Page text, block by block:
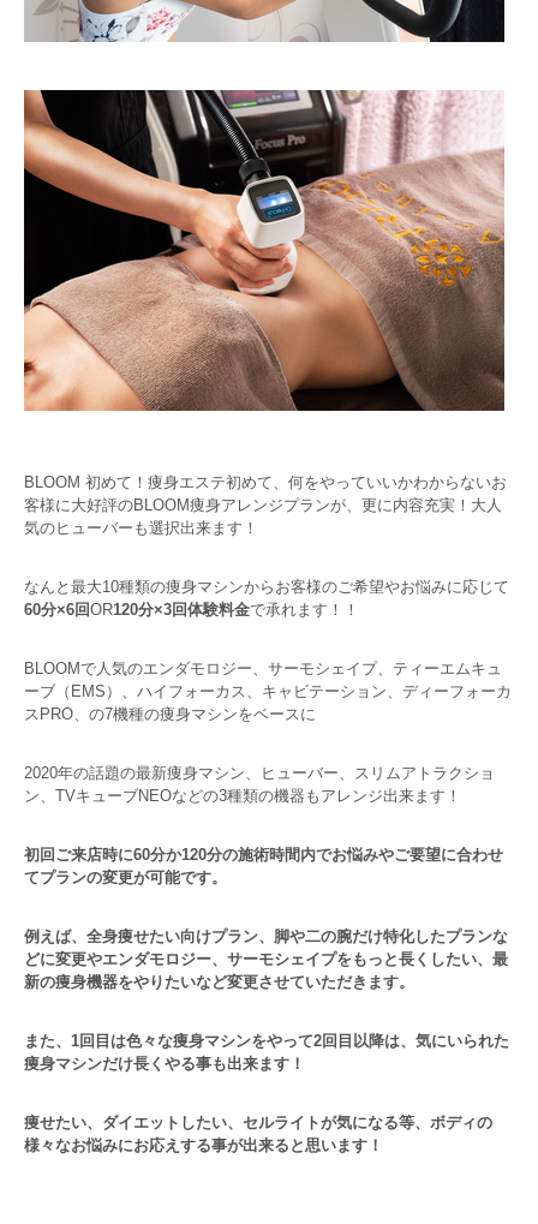
BLOOM 初めて！痩身エステ初めて、何をやっていいかわからないお
客様に大好評のBLOOM痩身アレンジプランが、更に内容充実！大人
気のヒューバーも選択出来ます！
なんと最大10種類の痩身マシンからお客様のご希望やお悩みに応じて
60分×6回OR120分×3回体験料金で承れます！！
BLOOMで人気のエンダモロジー、サーモシェイプ、ティーエムキュ
ーブ（EMS）、ハイフォーカス、キャビテーション、ディーフォーカ
スPRO、の7機種の痩身マシンをベースに
2020年の話題の最新痩身マシン、ヒューバー、スリムアトラクショ
ン、TVキューブNEOなどの3種類の機器もアレンジ出来ます！
初回ご来店時に60分か120分の施術時間内でお悩みやご要望に合わせ
てプランの変更が可能です。
例えば、全身痩せたい向けプラン、脚や二の腕だけ特化したプランな
どに変更やエンダモロジー、サーモシェイプをもっと長くしたい、最
新の痩身機器をやりたいなど変更させていただきます。
また、1回目は色々な痩身マシンをやって2回目以降は、気にいられた
痩身マシンだけ長くやる事も出来ます！
痩せたい、ダイエットしたい、セルライトが気になる等、ボディの
様々なお悩みにお応えする事が出来ると思います！